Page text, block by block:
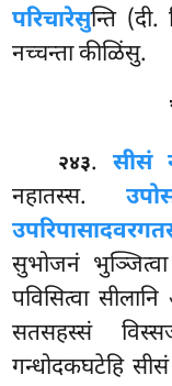
परिचारेसुन्ति
नच्चन्ता कीळिंसु.
२४३.सीसं
नहातस्स.
सुभोजनं भुञ्जित्वा
पविसित्वा
सतसहस्सं
गन्धोदकघटेहि सीसं